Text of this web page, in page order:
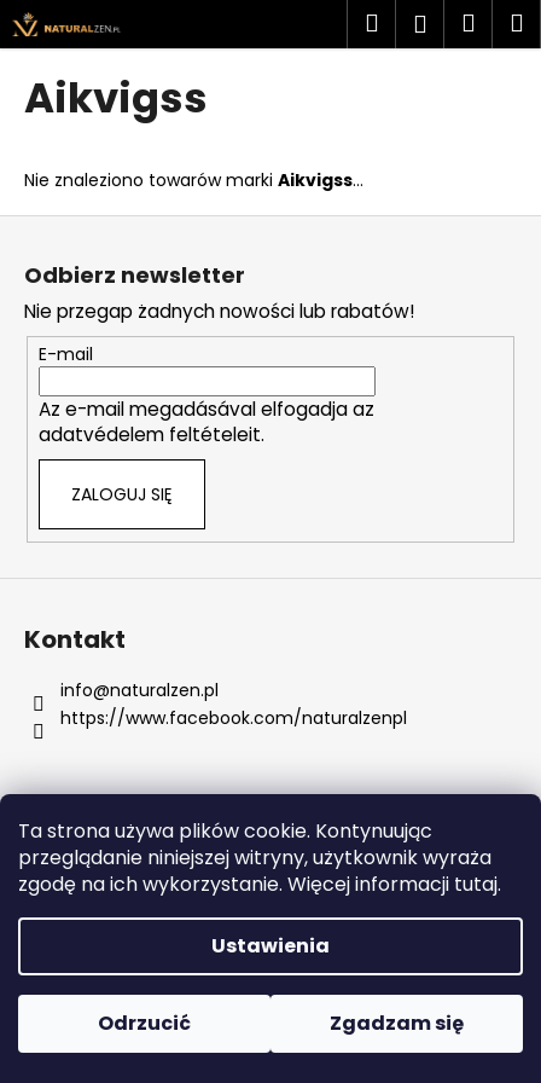
Ta strona używa plików cookie. Kontynuując
przeglądanie niniejszej witryny, użytkownik wyraża
zgodę na ich wykorzystanie. Więcej informacji tutaj.
Ustawienia
Odrzucić Zgadzam się
Przejść
do
treści
SzukajZaloguj
Aikvigss
Nie znaleziono towarów marki Aikvigss...
K
o
powrotem
powrotem
z
e
g
o
s
z
u
a
s
P
l
e
c
a
m
y
SOL
RIO
S
Odbierz newsletter
Nie przegap żadnych nowości lub rabatów!
E-mail
Az e-mail megadásával elfogadja az
adatvédelem feltételeit.
ZALOGUJ SIĘ
Kontakt
info@naturalzen.pl
https://www.facebook.com/naturalzenpl
Opracował Shoptet
Copyright 2026Naturalzen. Wszystkie prawa
zastrzeżone.
Edytuj ustawienia plików cookie